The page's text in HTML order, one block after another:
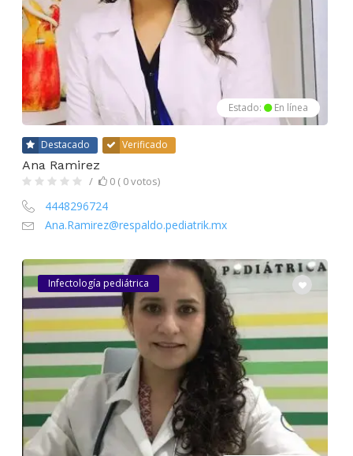
Estado: En línea
Destacado Verificado
Ana Ramirez
0 ( 0 votos)
4448296724
Ana.Ramirez@respaldo.pediatrik.mx
Infectología pediátrica